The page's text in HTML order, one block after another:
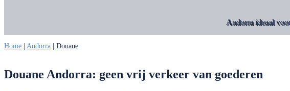
Andorra ideaal
Home Andorra Douane
Douane Andorra: geen vrij verkeer van goederen